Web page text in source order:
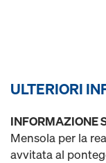
ULTERIORI
INFORMAZIONE
Mensola per la
avvitata al